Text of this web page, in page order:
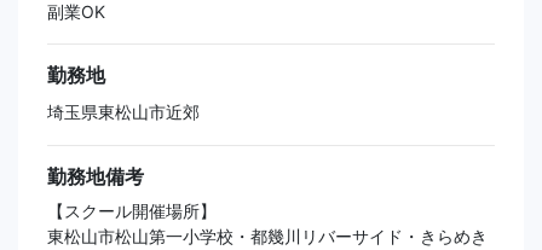
副業OK
勤務地
埼玉県東松山市近郊
勤務地備考
【スクール開催場所】
東松山市松山第一小学校・都幾川リバーサイド・きらめき